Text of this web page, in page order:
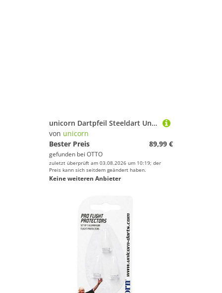
unicorn Dartpfeil Steeldart Unicorn Hexium Style 1,90% Tungsten, 22g, silber
von unicorn
Bester Preis
89,99 €
gefunden bei OTTO
zuletzt überprüft am 03.08.2026 um 10:19; der
Preis kann sich seitdem geändert haben.
Keine weiteren Anbieter